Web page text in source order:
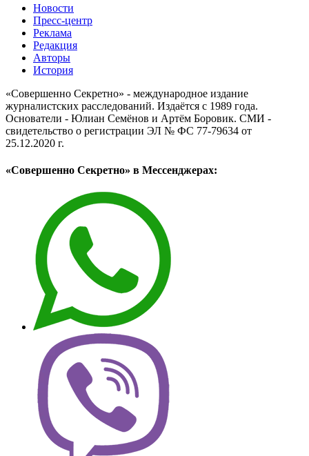
Новости
Пресс-центр
Реклама
Редакция
Авторы
История
«Совершенно Секретно» - международное издание
журналистских расследований. Издаётся с 1989 года.
Основатели - Юлиан Семёнов и Артём Боровик. CМИ -
свидетельство о регистрации ЭЛ № ФС 77-79634 от
25.12.2020 г.
«Совершенно Секретно» в Мессенджерах: